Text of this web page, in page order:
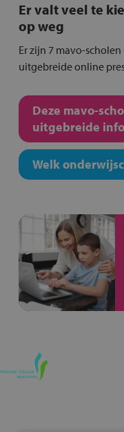
Er valt veel te
op weg
Er zijn 7 mavo-
uitgebreide online
Deze mavo-
uitgebreide
Welk